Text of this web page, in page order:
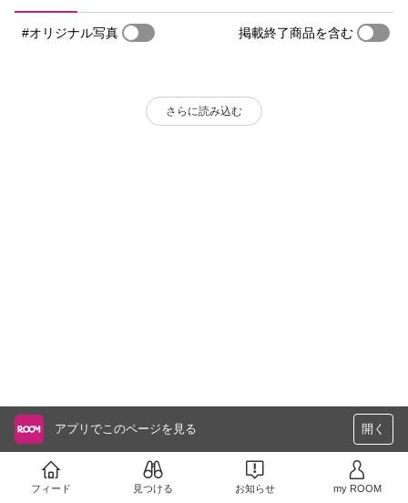
#オリジナル写真 掲載終了商品を含む
さらに読み込む
アプリでこのページを見る 開く
フィード 見つける お知らせ my ROOM